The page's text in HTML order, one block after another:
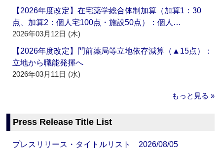
【2026年度改定】在宅薬学総合体制加算（加算1：30
点、加算2：個人宅100点・施設50点）：個人…
2026年03月12日 (木)
【2026年度改定】門前薬局等立地依存減算（▲15点）：
立地から職能発揮へ
2026年03月11日 (水)
もっと見る »
Press Release Title List
プレスリリース・タイトルリスト 2026/08/05